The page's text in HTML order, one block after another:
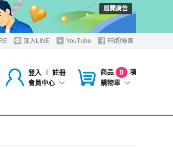
展開廣告
加入LINE YouTube FB粉絲團
登入 ︱
註冊
會員中心
商品 0
項
購物車